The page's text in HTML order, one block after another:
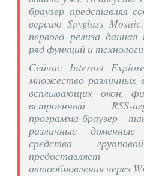
браузер представлял
версию Spyglass
первого релиза данная
ряд функций и
Сейчас Internet
множество различных
всплывающих окон,
встроенный RSS-
программа-браузер
различные
средства
автообновления через